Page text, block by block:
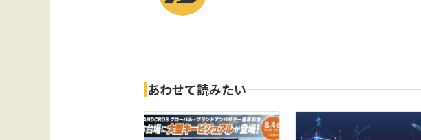
あわせて読みたい